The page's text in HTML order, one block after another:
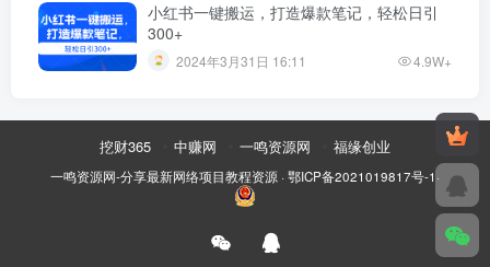
小红书一键搬运，打造爆款笔记，轻松日引
300+
2024年3月31日 16:11 4.9W+
挖财365 中赚网 一鸣资源网 福缘创业
一鸣资源网-分享最新网络项目教程资源 · 鄂ICP备2021019817号-1 ·